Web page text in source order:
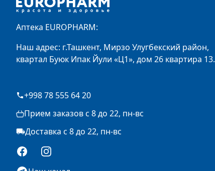
Аптека EUROPHARM:
Наш адрес: г.Ташкент, Мирзо Улугбекский район,
квартал Буюк Ипак Йули «Ц1», дом 26 квартира 13.
+998 78 555 64 20
Прием заказов с 8 до 22, пн-вс
Доставка с 8 до 22, пн-вс
FacebookInstagram